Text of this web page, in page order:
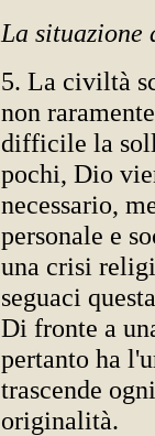
La situazione
5. La civiltà
non
difficile la
pochi, Dio
necessario,
personale e
una crisi
seguaci
Di fronte a
pertanto ha
trascende
originalità.